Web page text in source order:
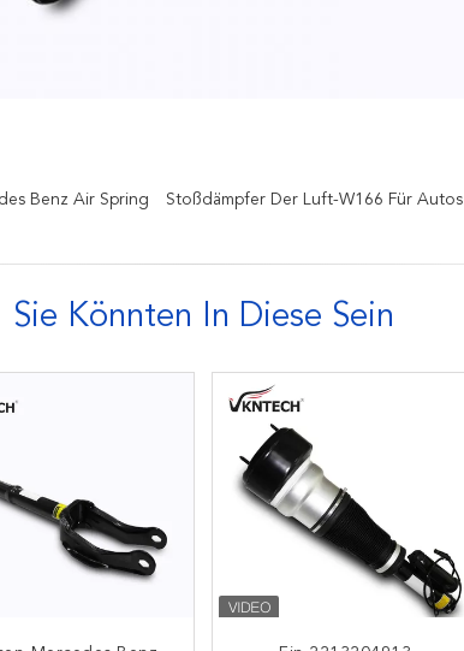
Benz Air Spring Stoßdämpfer Der Luft-W166 Für Autos
Sie Könnten In Diese Sein